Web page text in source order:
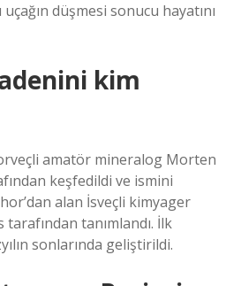
düşmesi sonucu hayatını
kim
amatör mineralog Morten
keşfedildi ve ismini
alan İsveçli kimyager
tarafından tanımlandı. İlk
sonlarında geliştirildi.